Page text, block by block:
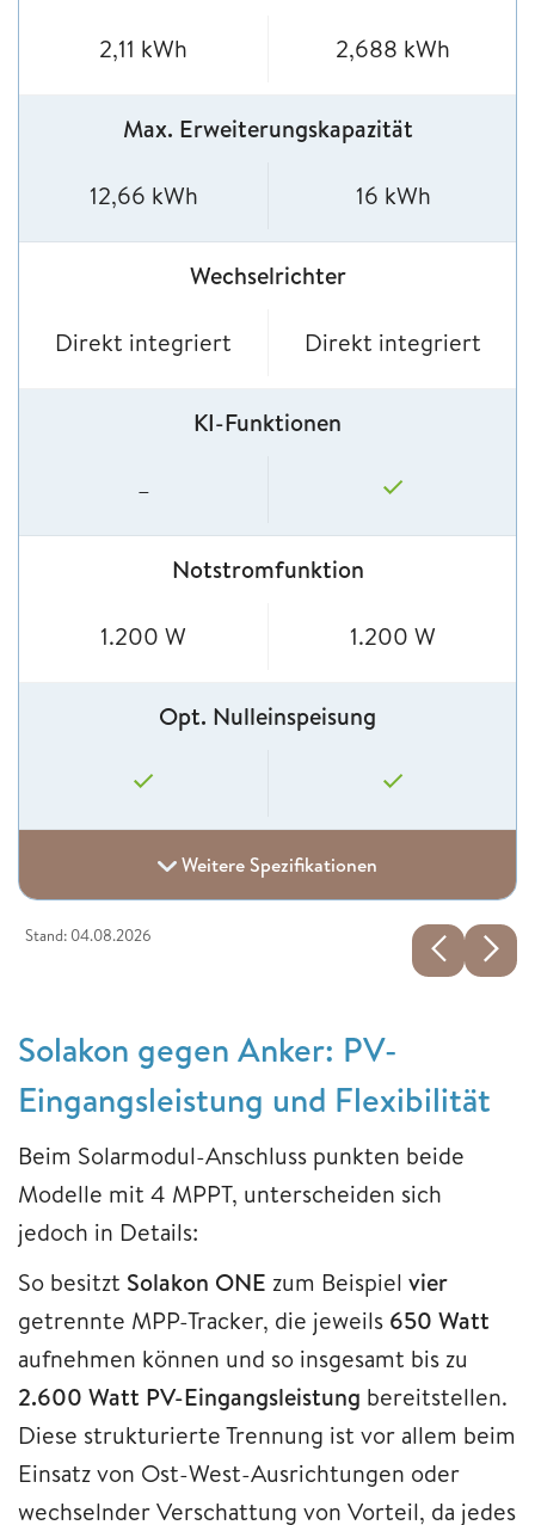
2,11 kWh 2,688 kWh
Max. Erweiterungskapazität
12,66 kWh 16 kWh
Wechselrichter
Direkt integriert Direkt integriert
KI-Funktionen
–
Notstromfunktion
1.200 W 1.200 W
Opt. Nulleinspeisung
Weitere Spezifikationen
Stand: 04.08.2026
Solakon gegen Anker: PV-
Eingangsleistung und Flexibilität
Beim Solarmodul-Anschluss punkten beide
Modelle mit 4 MPPT, unterscheiden sich
jedoch in Details:
So besitzt Solakon ONE zum Beispiel vier
getrennte MPP-Tracker, die jeweils 650 Watt
aufnehmen können und so insgesamt bis zu
2.600 Watt PV-Eingangsleistung bereitstellen.
Diese strukturierte Trennung ist vor allem beim
Einsatz von Ost-West-Ausrichtungen oder
wechselnder Verschattung von Vorteil, da jedes